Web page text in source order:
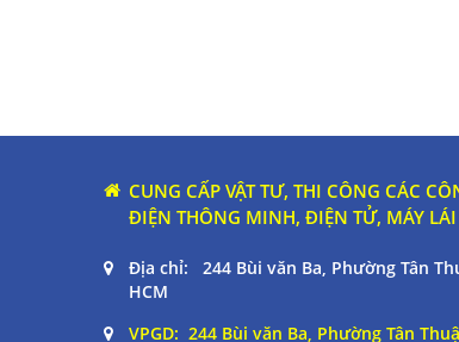
CUNG CẤP VẬT TƯ, THI CÔNG CÁC
ĐIỆN THÔNG MINH, ĐIỆN TỬ, MÁY LÁI
Địa chỉ: 244 Bùi văn Ba, Phường Tân
HCM
VPGD: 244 Bùi văn Ba, Phường Tân